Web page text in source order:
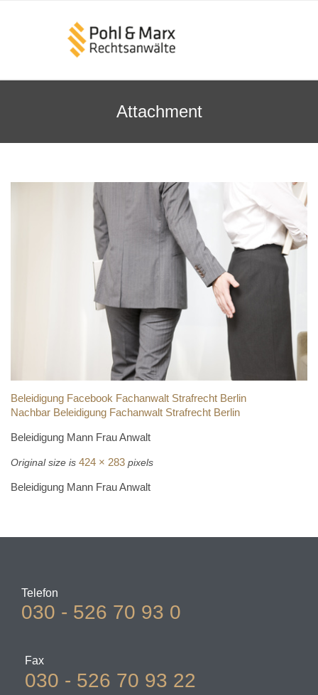
Attachment
Beleidigung Facebook Fachanwalt Strafrecht Berlin
Nachbar Beleidigung Fachanwalt Strafrecht Berlin
Beleidigung Mann Frau Anwalt
Original size is 424 × 283 pixels
Beleidigung Mann Frau Anwalt
Telefon
030 - 526 70 93 0
Fax
030 - 526 70 93 22